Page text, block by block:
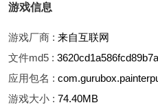
游戏信息
游戏厂商 : 来自互联网
文件md5 :
应用包名 :
游戏大小 : 74.40MB